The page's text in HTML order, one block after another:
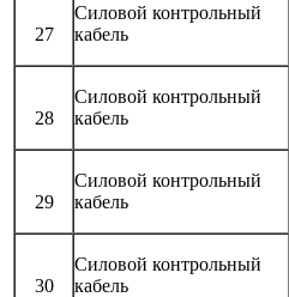
27
Силовой контрольный
кабель
28
Силовой контрольный
кабель
29
Силовой контрольный
кабель
30
Силовой контрольный
кабель